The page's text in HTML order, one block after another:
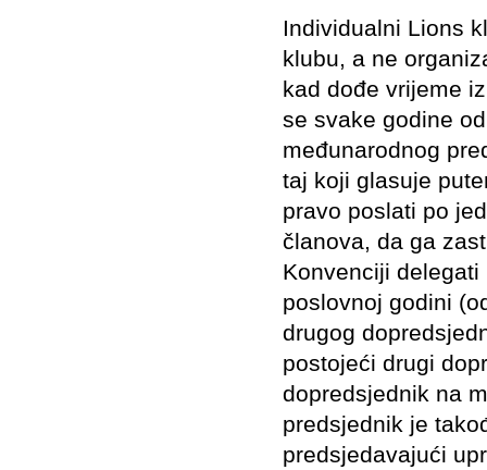
Individualni Lions
klubu, a ne
kad dođe vrijeme
se svake godine
međunarodnog
taj koji glasuje
pravo poslati po
članova, da ga
Konvenciji
poslovnoj godini
drugog
postojeći drugi
dopredsjednik na
predsjednik je
predsjedavajući